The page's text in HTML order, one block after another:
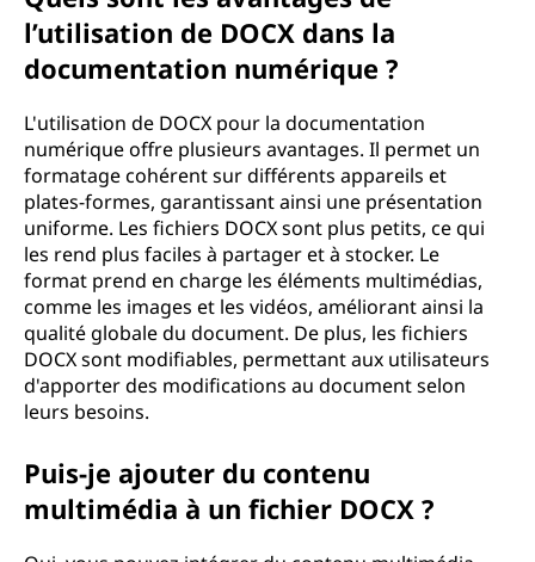
l’utilisation de DOCX dans la
documentation numérique ?
L'utilisation de DOCX pour la documentation
numérique offre plusieurs avantages. Il permet un
formatage cohérent sur différents appareils et
plates-formes, garantissant ainsi une présentation
uniforme. Les fichiers DOCX sont plus petits, ce qui
les rend plus faciles à partager et à stocker. Le
format prend en charge les éléments multimédias,
comme les images et les vidéos, améliorant ainsi la
qualité globale du document. De plus, les fichiers
DOCX sont modifiables, permettant aux utilisateurs
d'apporter des modifications au document selon
leurs besoins.
Puis-je ajouter du contenu
multimédia à un fichier DOCX ?